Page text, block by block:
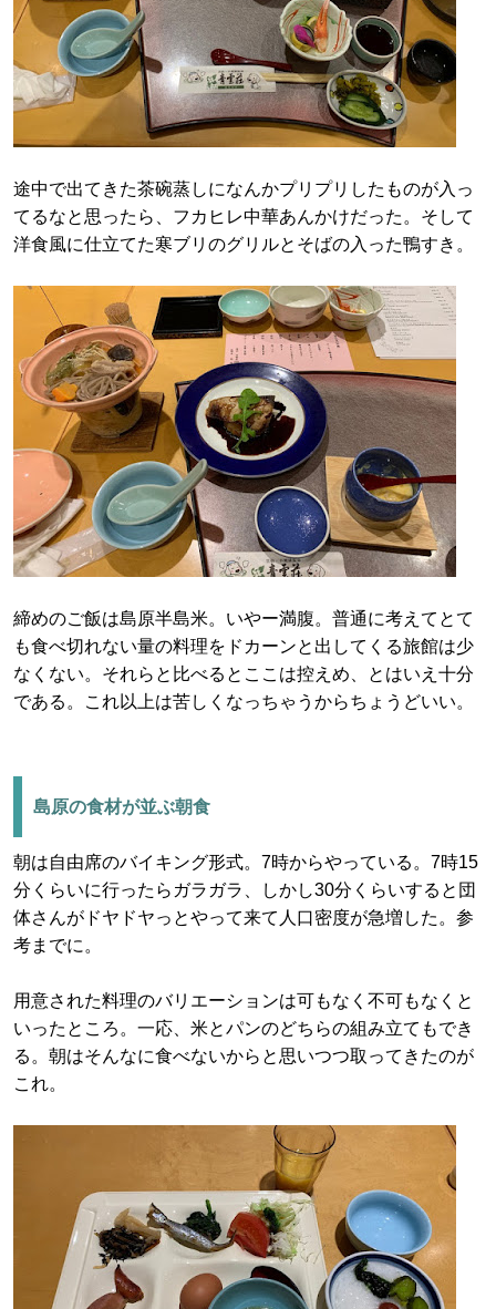
途中で出てきた茶碗蒸しになんかプリプリしたものが入っ
てるなと思ったら、フカヒレ中華あんかけだった。そして
洋食風に仕立てた寒ブリのグリルとそばの入った鴨すき。
締めのご飯は島原半島米。いやー満腹。普通に考えてとて
も食べ切れない量の料理をドカーンと出してくる旅館は少
なくない。それらと比べるとここは控えめ、とはいえ十分
である。これ以上は苦しくなっちゃうからちょうどいい。
島原の食材が並ぶ朝食
朝は自由席のバイキング形式。7時からやっている。7時15
分くらいに行ったらガラガラ、しかし30分くらいすると団
体さんがドヤドヤっとやって来て人口密度が急増した。参
考までに。
用意された料理のバリエーションは可もなく不可もなくと
いったところ。一応、米とパンのどちらの組み立てもでき
る。朝はそんなに食べないからと思いつつ取ってきたのが
これ。